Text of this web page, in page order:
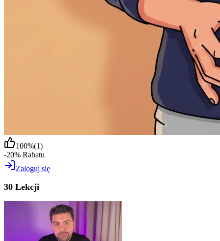
100%(1)
-20% Rabatu
Zaloguj się
30 Lekcji